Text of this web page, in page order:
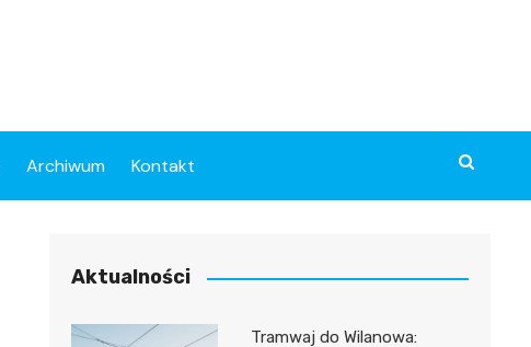
Archiwum Kontakt
Aktualności
Tramwaj do Wilanowa: